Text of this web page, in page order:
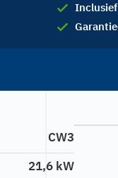
CW3
21,6 kW